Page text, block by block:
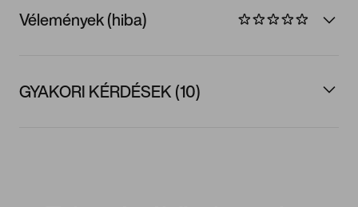
Vélemények (hiba)
GYAKORI KÉRDÉSEK (10)